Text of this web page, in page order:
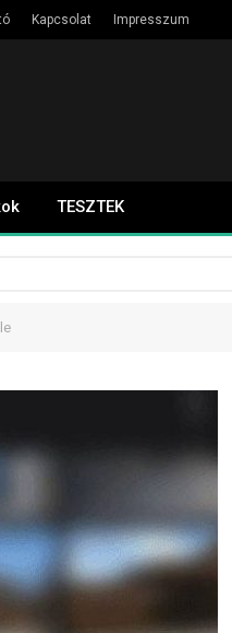
Kapcsolat Impresszum
TESZTEK